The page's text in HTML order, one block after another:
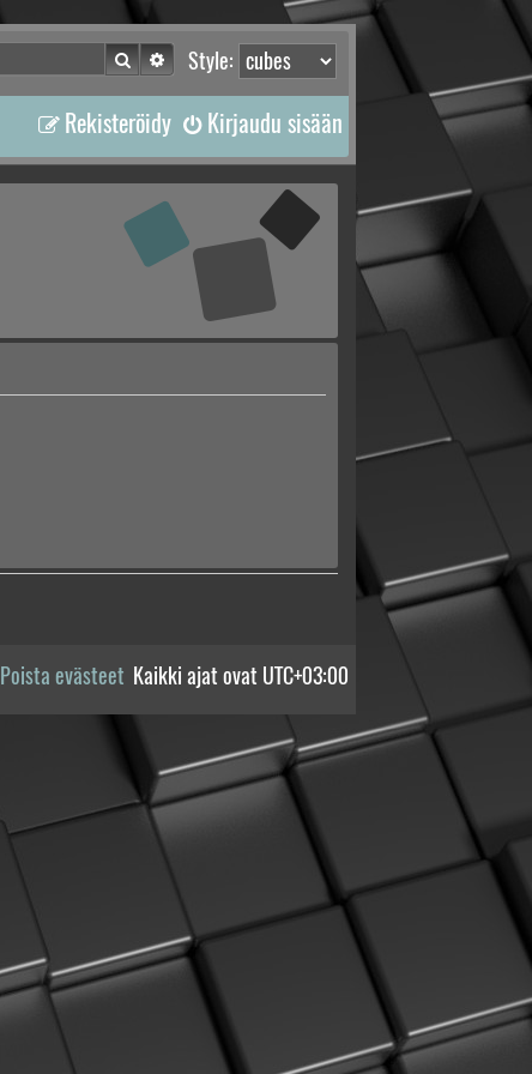
Style:
Etsi Tarkennettu haku
Kirjaudu sisään
Rekisteröidy
Kaikki ajat ovat UTC+03:00
Poista evästeet